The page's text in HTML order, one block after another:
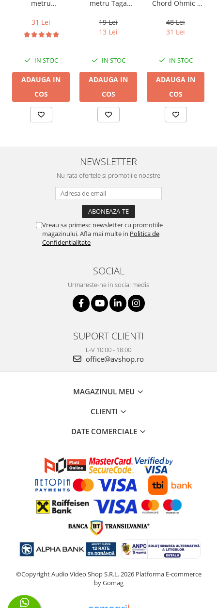
metru
DB 16/2,
conductor cupru
LGC
31 Lei
IN STOC
ADAUGA IN
COS
metru Taga
14B, 2 x 2mm
19 Lei
13 Lei
IN STOC
ADAUGA IN
COS
Chord Ohmic -
48 Lei
31 Lei
IN STOC
ADAUGA IN
COS
NEWSLETTER
Nu rata ofertele si promotiile noastre
Vreau sa primesc newsletter cu promotiile
magazinului. Afla mai multe in Politica de
Confidentialitate
SOCIAL
Urmareste-ne in social media
SUPORT CLIENTI
L-V 10:00 - 18:00
office@avshop.ro
MAGAZINUL MEU
CLIENTI
DATE COMERCIALE
©Copyright Audio Video Shop S.R.L. 2026 Platforma E-commerce
by Gomag